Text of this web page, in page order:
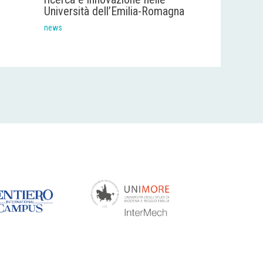
Università dell’Emilia-Romagna
news